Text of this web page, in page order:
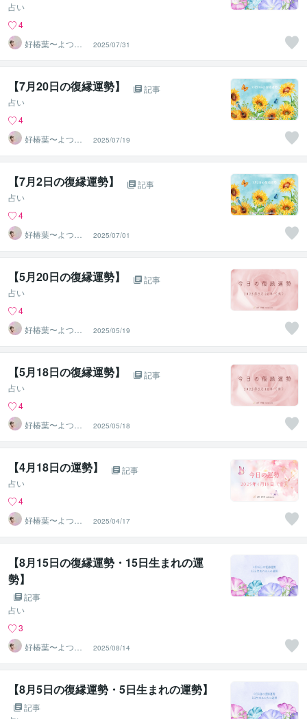
占い
4
好椿葉〜よつ
ば〜
2025/07/31
【7月20日の復縁運勢】
記事
占い
4
好椿葉〜よつ
ば〜
2025/07/19
【7月2日の復縁運勢】
記事
占い
4
好椿葉〜よつ
ば〜
2025/07/01
【5月20日の復縁運勢】
記事
占い
4
好椿葉〜よつ
ば〜
2025/05/19
【5月18日の復縁運勢】
記事
占い
4
好椿葉〜よつ
ば〜
2025/05/18
【4月18日の運勢】
記事
占い
4
好椿葉〜よつ
ば〜
2025/04/17
【8月15日の復縁運勢・15日生まれの運
勢】
記事
占い
3
好椿葉〜よつ
ば〜
2025/08/14
【8月5日の復縁運勢・5日生まれの運勢】
記事